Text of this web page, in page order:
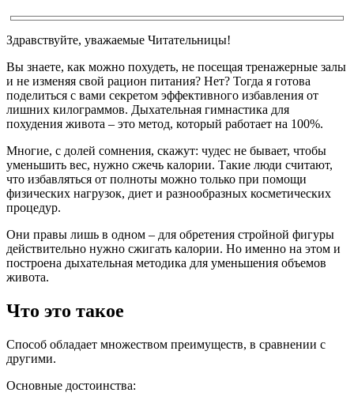
Здравствуйте, уважаемые Читательницы!
Вы знаете, как можно похудеть, не посещая тренажерные залы
и не изменяя свой рацион питания? Нет? Тогда я готова
поделиться с вами секретом эффективного избавления от
лишних килограммов. Дыхательная гимнастика для
похудения живота – это метод, который работает на 100%.
Многие, с долей сомнения, скажут: чудес не бывает, чтобы
уменьшить вес, нужно сжечь калории. Такие люди считают,
что избавляться от полноты можно только при помощи
физических нагрузок, диет и разнообразных косметических
процедур.
Они правы лишь в одном – для обретения стройной фигуры
действительно нужно сжигать калории. Но именно на этом и
построена дыхательная методика для уменьшения объемов
живота.
Что это такое
Способ обладает множеством преимуществ, в сравнении с
другими.
Основные достоинства: